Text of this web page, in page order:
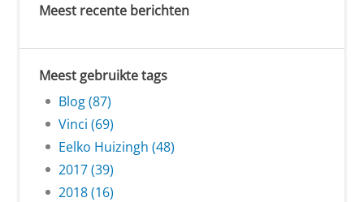
Meest recente berichten
Meest gebruikte tags
Blog (87)
Vinci (69)
Eelko Huizingh (48)
2017 (39)
2018 (16)